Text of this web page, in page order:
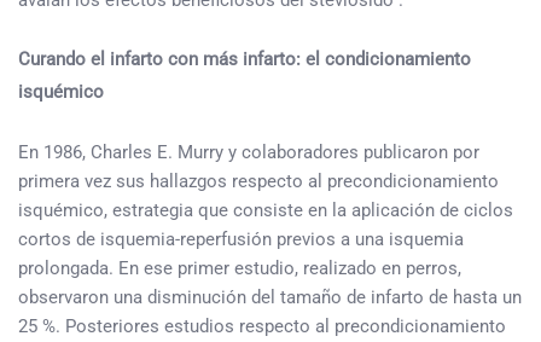
Curando el infarto con más infarto: el condicionamiento
isquémico
En 1986, Charles E. Murry y colaboradores publicaron por
primera vez sus hallazgos respecto al precondicionamiento
isquémico, estrategia que consiste en la aplicación de ciclos
cortos de isquemia-reperfusión previos a una isquemia
prolongada. En ese primer estudio, realizado en perros,
observaron una disminución del tamaño de infarto de hasta un
25 %. Posteriores estudios respecto al precondicionamiento